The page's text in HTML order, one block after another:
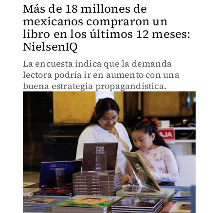
Más de 18 millones de
mexicanos compraron un
libro en los últimos 12 meses:
NielsenIQ
La encuesta indica que la demanda
lectora podría ir en aumento con una
buena estrategia propagandística.